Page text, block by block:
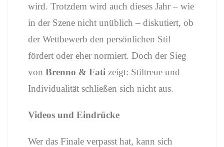
wird. Trotzdem wird auch dieses Jahr – wie
in der Szene nicht unüblich – diskutiert, ob
der Wettbewerb den persönlichen Stil
fördert oder eher normiert. Doch der Sieg
von Brenno & Fati zeigt: Stiltreue und
Individualität schließen sich nicht aus.
Videos und Eindrücke
Wer das Finale verpasst hat, kann sich